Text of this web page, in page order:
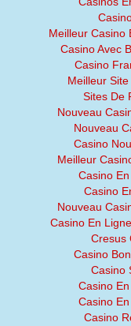
Meilleur Casino
Casino Avec
Casino
Meilleur
Sites De
Nouveau
Nouveau
Casino
Meilleur
Casino
Casino
Nouveau
Casino En
Cresus
Casino
Casino
Casino
Casino
Casino